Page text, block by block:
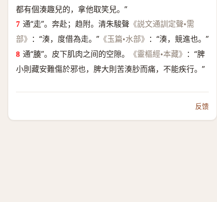
都有個湊趣兒的，拿他取笑兒。”
通“走”。奔赴；趋附。清朱駿聲 《説文通訓定聲•需
部》
：“湊，度借為走。” 《玉篇•水部》
：“湊，競進也。”
通“腠”。皮下肌肉之间的空隙。 《靈樞經•本藏》
：“脾
小則藏安難傷於邪也，脾大則苦湊䏚而痛，不能疾行。”
反馈